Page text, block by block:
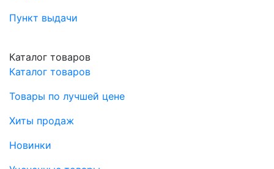
Пункт выдачи
Каталог товаров
Каталог товаров
Товары по лучшей цене
Хиты продаж
Новинки